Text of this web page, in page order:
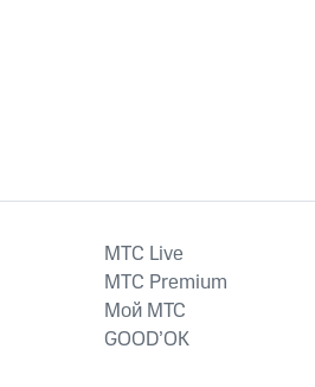
MTС Live
MTС Premium
Мой МТС
GOOD’OK